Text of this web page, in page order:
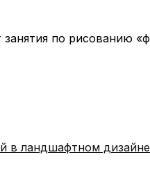
в ландшафтном дизайне